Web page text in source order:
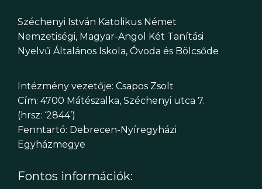
Széchenyi István Katolikus Német
Nemzetiségi, Magyar-Angol Két Tanítási
Nyelvű Általános Iskola, Óvoda és Bölcsőde
Intézmény vezetője: Csapos Zsolt
Cím: 4700 Mátészalka, Széchenyi utca 7.
(hrsz: ‘2844’)
Fenntartó: Debrecen-Nyíregyházi
Egyházmegye
Fontos információk: